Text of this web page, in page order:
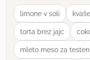
limone v soli
torta brez jajc
mleto meso za